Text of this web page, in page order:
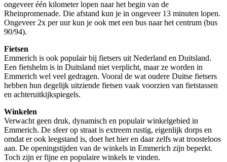
ongeveer één kilometer lopen naar het begin van de
Rheinpromenade. Die afstand kun je in ongeveer 13 minuten lopen.
Ongeveer 2x per uur kun je ook met een bus naar het centrum (bus
90/94).
Fietsen
Emmerich is ook populair bij fietsers uit Nederland en Duitsland.
Een fietshelm is in Duitsland niet verplicht, maar ze worden in
Emmerich wel veel gedragen. Vooral de wat oudere Duitse fietsers
hebben hun degelijk uitziende fietsen vaak voorzien van fietstassen
en achteruitkijkspiegels.
Winkelen
Verwacht geen druk, dynamisch en populair winkelgebied in
Emmerich. De sfeer op straat is extreem rustig, eigenlijk dorps en
omdat er ook leegstand is, doet het hier en daar zelfs wat troosteloos
aan. De openingstijden van de winkels in Emmerich zijn beperkt.
Toch zijn er fijne en populaire winkels te vinden.